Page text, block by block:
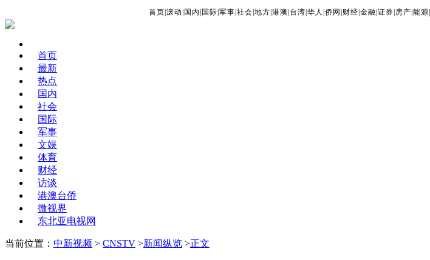
首页 滚动 国内 国际 军事 社会 地方 港澳 台湾 华人 侨网 财经 金融 证券 房产 能源
首页
最新
热点
国内
社会
国际
军事
文娱
体育
财经
访谈
港澳台侨
微视界
东北亚电视网
当前位置： 中新视频 > CNSTV >新闻纵览 >正文